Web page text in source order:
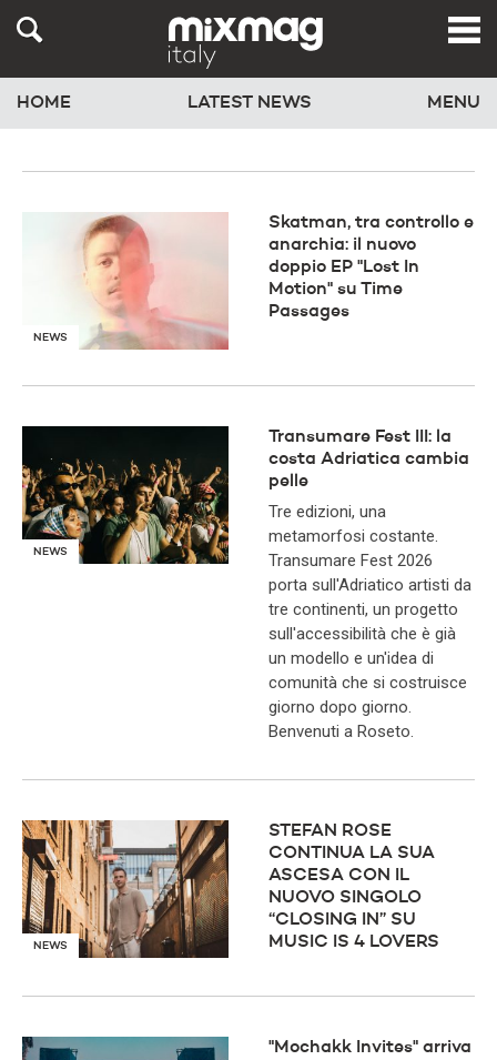
HOME LATEST NEWS MENU
NEWS
Skatman, tra controllo e
anarchia: il nuovo
doppio EP "Lost In
Motion" su Time
Passages
NEWS
Transumare Fest III: la
costa Adriatica cambia
pelle
Tre edizioni, una
metamorfosi costante.
Transumare Fest 2026
porta sull'Adriatico artisti da
tre continenti, un progetto
sull'accessibilità che è già
un modello e un'idea di
comunità che si costruisce
giorno dopo giorno.
Benvenuti a Roseto.
NEWS
STEFAN ROSE
CONTINUA LA SUA
ASCESA CON IL
NUOVO SINGOLO
“CLOSING IN” SU
MUSIC IS 4 LOVERS
"Mochakk Invites" arriva